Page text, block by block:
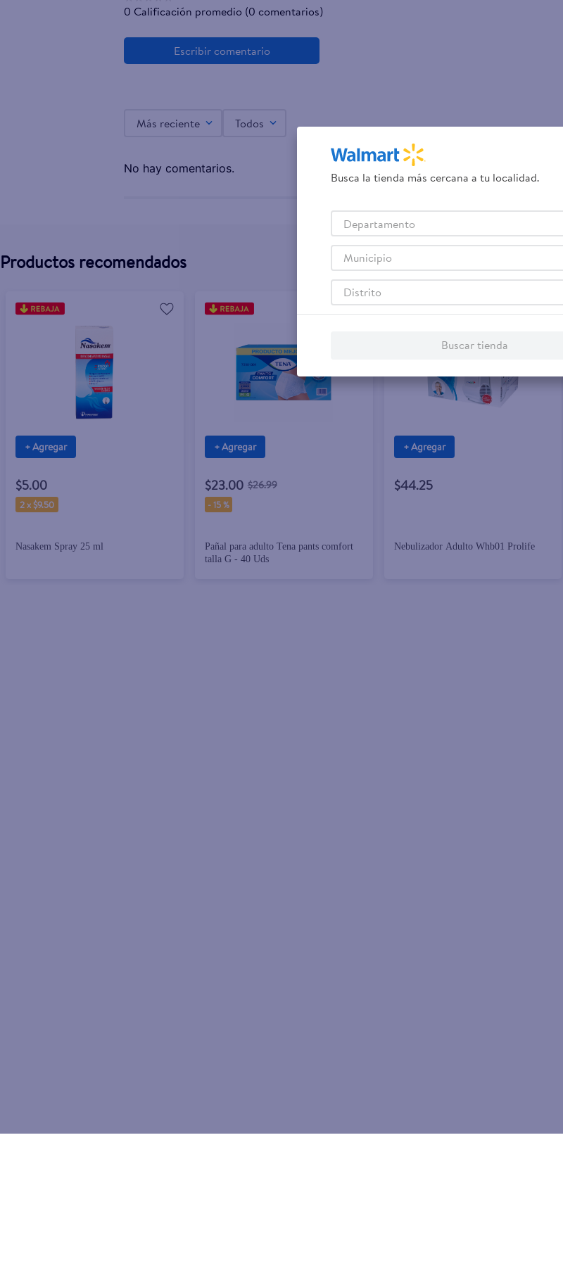
0 Calificación promedio (0 comentarios)
Más reciente Todos
No hay comentarios.
Productos recomendados
+ Agregar
$5.00
2 x $9.50
Nasakem Spray 25 ml
+ Agregar
$23.00 $26.99
-15 %
Pañal para adulto Tena pants comfort
talla G - 40 Uds
+ Agregar
$44.25
Nebulizador Adulto Whb01 Prolife
Busca la tienda más cercana a tu localidad.
Departamento
Municipio
Distrito
Buscar tienda